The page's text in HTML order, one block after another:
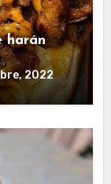
harán
2022